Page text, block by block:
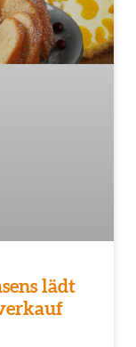
lädt